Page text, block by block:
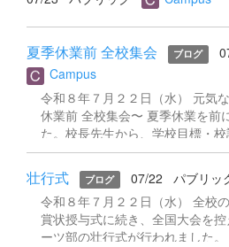
ただいた中学生・保護者の皆さま
本番まで残りわずか——緊張感の
張る姿が印象的でした。 ■ 進学
ト〜 大学進学を目指す生徒たち
スタート。「社会人と生徒の違
挑戦しましたが、作文との違い
夏季休業前 全校集会 ブログ
Campus
令和８年７月２２日（水） 元気
休業前 全校集会〜 夏季休業を前
た。校長先生から、学校目標・
の安全に関するお話がありまし
律・奉仕」と、生徒一人ひとりが
りがい」を感じられる学校を目指
認。挨拶や笑顔といったプラスの
良好な人間関係と安心できる学
ッセージが伝えられました。 続
壮行式 ブログ 07/22 パブリッ
令和８年７月２２日（水） 全校
賞状授与式に続き、全国大会を
ーツ部の壮行式が行われました